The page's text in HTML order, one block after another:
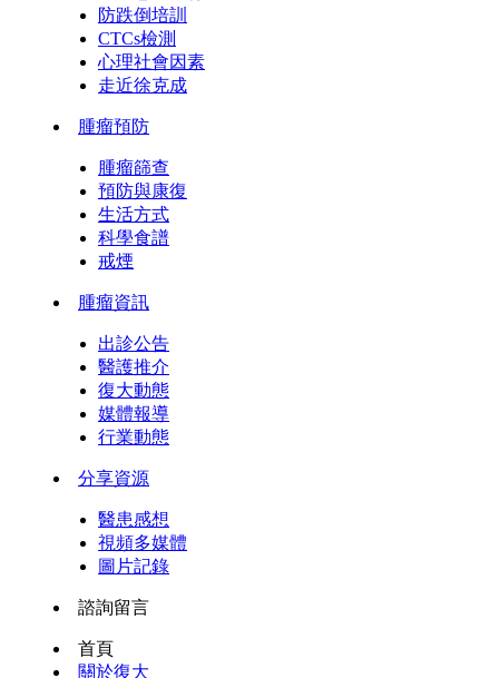
防跌倒培訓
CTCs檢測
心理社會因素
走近徐克成
腫瘤預防
腫瘤篩查
預防與康復
生活方式
科學食譜
戒煙
腫瘤資訊
出診公告
醫護推介
復大動態
媒體報導
行業動態
分享資源
醫患感想
視頻多媒體
圖片記錄
諮詢留言
首頁
關於復大